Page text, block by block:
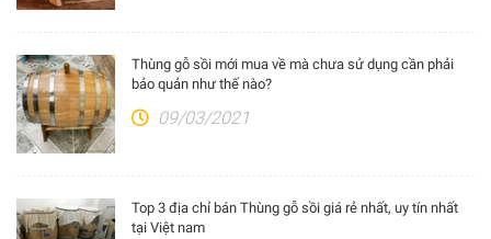
Thùng gỗ sồi mới mua về mà chưa sử dụng cần phải
bảo quản như thế nào?
09/03/2021
Top 3 địa chỉ bán Thùng gỗ sồi giá rẻ nhất, uy tín nhất
tại Việt nam